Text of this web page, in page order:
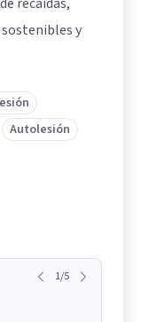
y
Autolesión
1/5